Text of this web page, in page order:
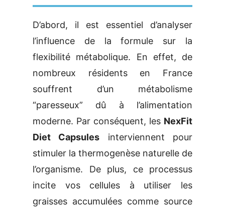
D’abord, il est essentiel d’analyser
l’influence de la formule sur la
flexibilité métabolique. En effet, de
nombreux résidents en France
souffrent d’un métabolisme
“paresseux” dû à l’alimentation
moderne. Par conséquent, les NexFit
Diet Capsules interviennent pour
stimuler la thermogenèse naturelle de
l’organisme. De plus, ce processus
incite vos cellules à utiliser les
graisses accumulées comme source